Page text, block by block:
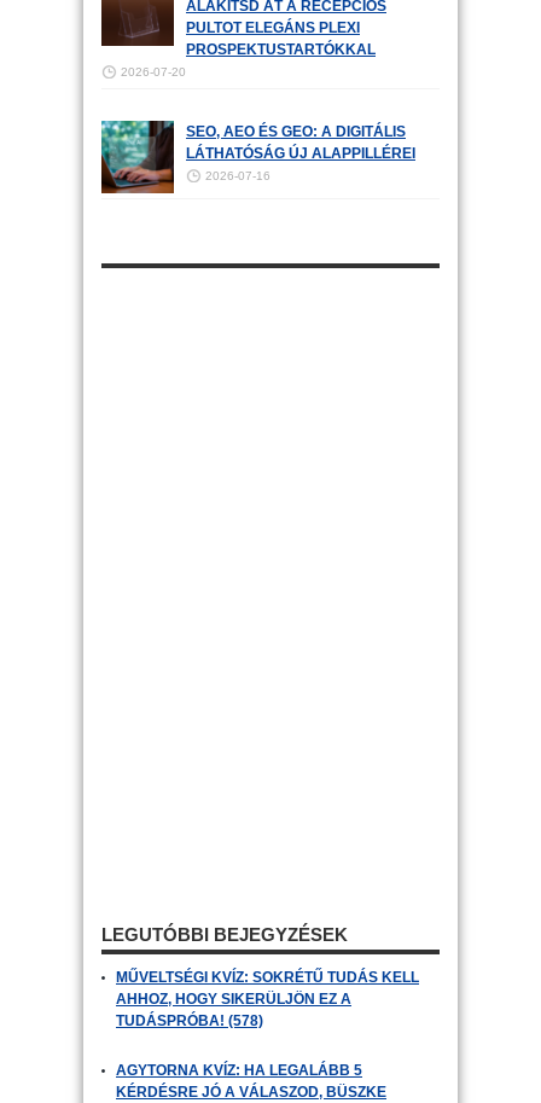
ALAKÍTSD ÁT A RECEPCIÓS
PULTOT ELEGÁNS PLEXI
PROSPEKTUSTARTÓKKAL
2026-07-20
SEO, AEO ÉS GEO: A DIGITÁLIS
LÁTHATÓSÁG ÚJ ALAPPILLÉREI
2026-07-16
LEGUTÓBBI BEJEGYZÉSEK
MŰVELTSÉGI KVÍZ: SOKRÉTŰ TUDÁS KELL
AHHOZ, HOGY SIKERÜLJÖN EZ A
TUDÁSPRÓBA! (578)
AGYTORNA KVÍZ: HA LEGALÁBB 5
KÉRDÉSRE JÓ A VÁLASZOD, BÜSZKE